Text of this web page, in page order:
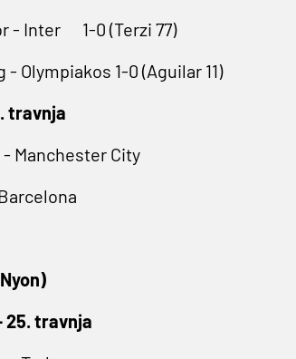
- Inter 1-0 (Terzi 77)
- Olympiakos 1-0 (Aguilar 11)
travnja
- Manchester City
25. travnja